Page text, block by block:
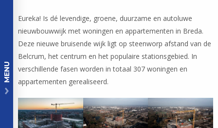
MENU
Eureka! Is dé levendige, groene, duurzame en autoluwe
nieuwbouwwijk met woningen en appartementen in Breda.
Deze nieuwe bruisende wijk ligt op steenworp afstand van de
Belcrum, het centrum en het populaire stationsgebied. In
verschillende fasen worden in totaal 307 woningen en
appartementen gerealiseerd.